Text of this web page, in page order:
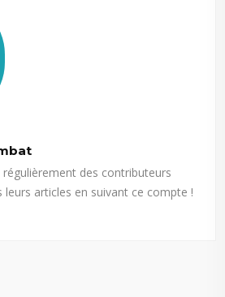
des contributeurs
leurs articles en suivant ce compte !